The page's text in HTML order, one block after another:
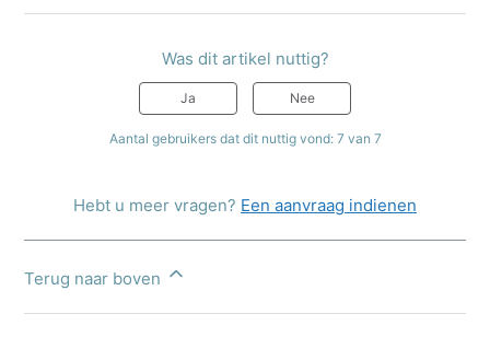
Was dit artikel nuttig?
Ja Nee
Aantal gebruikers dat dit nuttig vond: 7 van 7
Hebt u meer vragen? Een aanvraag indienen
Terug naar boven